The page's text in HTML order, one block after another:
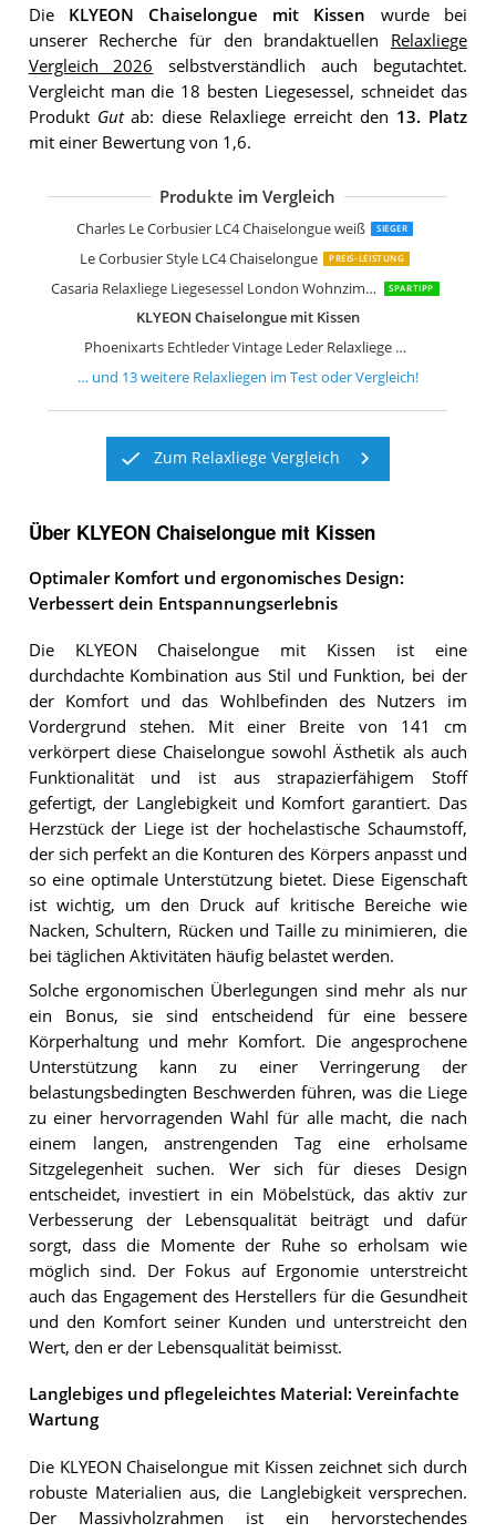
Die KLYEON Chaiselongue mit Kissen wurde bei
unserer Recherche für den brandaktuellen Relaxliege
Vergleich 2026 selbstverständlich auch begutachtet.
Vergleicht man die 18 besten Liegesessel, schneidet das
Produkt Gutab: diese Relaxliege erreicht den 13. Platz
mit einer Bewertung von 1,6.
Produkte im Vergleich
Charles Le Corbusier LC4 Chaiselongue weiß SIEGER
Le Corbusier Style LC4 Chaiselongue PREIS-LEISTUNG
Casaria Relaxliege Liegesessel London Wohnzimmer Leinen Optik SPARTIPP
KLYEON Chaiselongue mit Kissen
Phoenixarts Echtleder Vintage Leder Relaxliege Schwarz Design Recamiere
Beliani Chaiselongue Stoff beige
Beliani Chaiselongue Samt grün
Atlantic Home Collection Pierre
vidaXL Massage Chaiselongue mit
… und 13weitere Relaxliegen im Test oder Vergleich!
Zum Relaxliege Vergleich
Über KLYEON Chaiselongue mit Kissen
Optimaler Komfort und ergonomisches Design:
Verbessert dein Entspannungserlebnis
Die KLYEON Chaiselongue mit Kissen ist eine
durchdachte Kombination aus Stil und Funktion, bei der
der Komfort und das Wohlbefinden des Nutzers im
Vordergrund stehen. Mit einer Breite von 141 cm
verkörpert diese Chaiselongue sowohl Ästhetik als auch
Funktionalität und ist aus strapazierfähigem Stoff
gefertigt, der Langlebigkeit und Komfort garantiert. Das
Herzstück der Liege ist der hochelastische Schaumstoff,
der sich perfekt an die Konturen des Körpers anpasst und
so eine optimale Unterstützung bietet. Diese Eigenschaft
ist wichtig, um den Druck auf kritische Bereiche wie
Nacken, Schultern, Rücken und Taille zu minimieren, die
bei täglichen Aktivitäten häufig belastet werden.
Solche ergonomischen Überlegungen sind mehr als nur
ein Bonus, sie sind entscheidend für eine bessere
Körperhaltung und mehr Komfort. Die angesprochene
Unterstützung kann zu einer Verringerung der
belastungsbedingten Beschwerden führen, was die Liege
zu einer hervorragenden Wahl für alle macht, die nach
einem langen, anstrengenden Tag eine erholsame
Sitzgelegenheit suchen. Wer sich für dieses Design
entscheidet, investiert in ein Möbelstück, das aktiv zur
Verbesserung der Lebensqualität beiträgt und dafür
sorgt, dass die Momente der Ruhe so erholsam wie
möglich sind. Der Fokus auf Ergonomie unterstreicht
auch das Engagement des Herstellers für die Gesundheit
und den Komfort seiner Kunden und unterstreicht den
Wert, den er der Lebensqualität beimisst.
Langlebiges und pflegeleichtes Material: Vereinfachte
Wartung
Die KLYEON Chaiselongue mit Kissen zeichnet sich durch
robuste Materialien aus, die Langlebigkeit versprechen.
Der Massivholzrahmen ist ein hervorstechendes